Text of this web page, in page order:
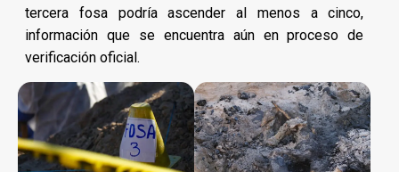
tercera fosa podría ascender al menos a cinco,
información que se encuentra aún en proceso de
verificación oficial.